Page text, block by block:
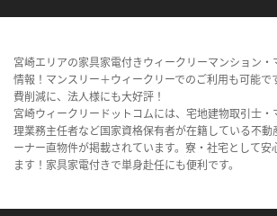
宮崎エリアの家具家電付きウィークリーマンション・
情報！マンスリー＋ウィークリーでのご利用も可能で
費削減に、法人様にも大好評！
宮崎ウィークリードットコムには、宅地建物取引士
理業務主任者など国家資格保有者が在籍している不動
ーナー直物件が掲載されています。寮・社宅として安
ます！家具家電付きで単身赴任にも便利です。